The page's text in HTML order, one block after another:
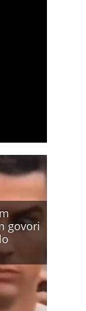
govori